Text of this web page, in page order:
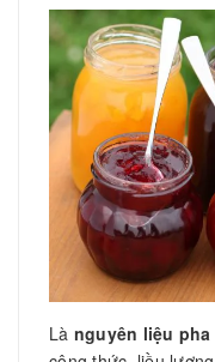
Là nguyên liệu pha